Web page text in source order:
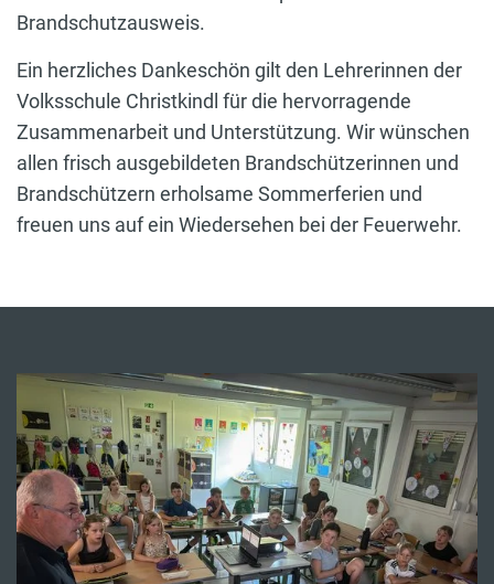
Brandschutzausweis.
Ein herzliches Dankeschön gilt den Lehrerinnen der
Volksschule Christkindl für die hervorragende
Zusammenarbeit und Unterstützung. Wir wünschen
allen frisch ausgebildeten Brandschützerinnen und
Brandschützern erholsame Sommerferien und
freuen uns auf ein Wiedersehen bei der Feuerwehr.